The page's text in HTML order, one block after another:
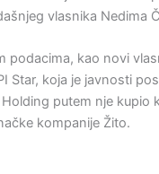
vlasnika Nedima
podacima, kao novi
Star, koja je javnosti
putem nje kupio
kompanije Žito.